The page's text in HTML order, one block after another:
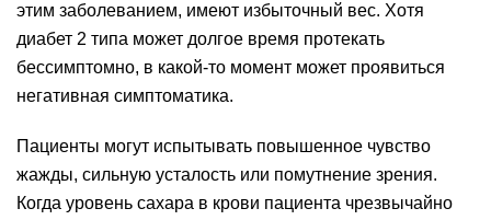
этим заболеванием, имеют избыточный вес. Хотя
диабет 2 типа может долгое время протекать
бессимптомно, в какой-то момент может проявиться
негативная симптоматика.
Пациенты могут испытывать повышенное чувство
жажды, сильную усталость или помутнение зрения.
Когда уровень сахара в крови пациента чрезвычайно